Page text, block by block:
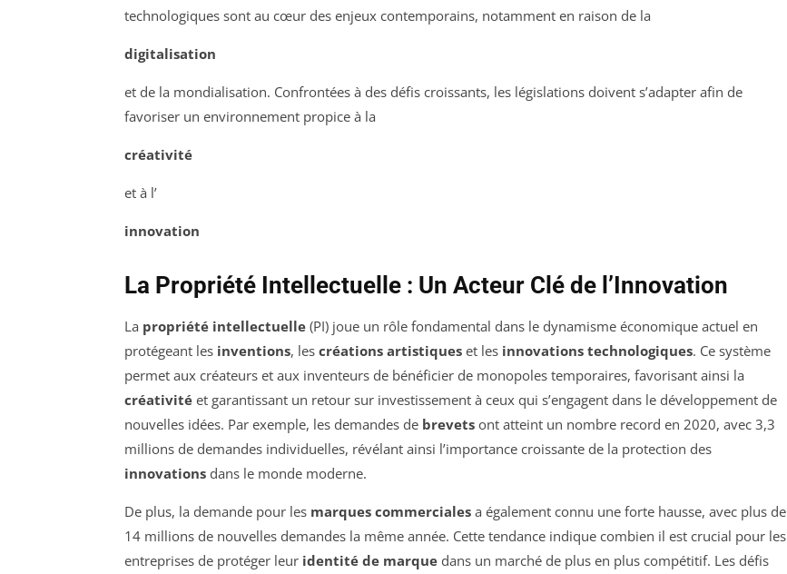
technologiques sont au cœur des enjeux contemporains, notamment en raison de la
digitalisation
et de la mondialisation. Confrontées à des défis croissants, les législations doivent s’adapter afin de
favoriser un environnement propice à la
créativité
et à l’
innovation
La Propriété Intellectuelle : Un Acteur Clé de l’Innovation
La propriété intellectuelle (PI) joue un rôle fondamental dans le dynamisme économique actuel en
protégeant les inventions, les créations artistiques et les innovations technologiques. Ce système
permet aux créateurs et aux inventeurs de bénéficier de monopoles temporaires, favorisant ainsi la
créativité et garantissant un retour sur investissement à ceux qui s’engagent dans le développement de
nouvelles idées. Par exemple, les demandes de brevets ont atteint un nombre record en 2020, avec 3,3
millions de demandes individuelles, révélant ainsi l’importance croissante de la protection des
innovations dans le monde moderne.
De plus, la demande pour les marques commerciales a également connu une forte hausse, avec plus de
14 millions de nouvelles demandes la même année. Cette tendance indique combien il est crucial pour les
entreprises de protéger leur identité de marque dans un marché de plus en plus compétitif. Les défis